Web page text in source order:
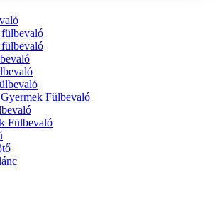
fülbevaló
Fülbevaló
Fülbevaló